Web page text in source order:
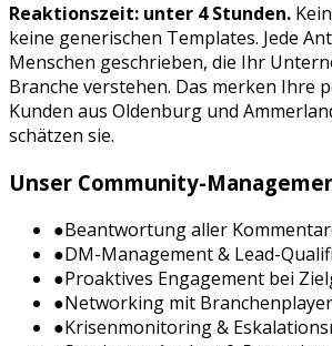
Reaktionszeit: unter 4 Stunden.
keine generischen Templates. Jede
Menschen geschrieben, die Ihr
Branche verstehen. Das merken Ihre
Kunden aus Oldenburg und
schätzen sie.
Unser Community-
●Beantwortung aller
●DM-Management & Lead-
●Proaktives Engagement bei
●Networking mit
●Krisenmonitoring &